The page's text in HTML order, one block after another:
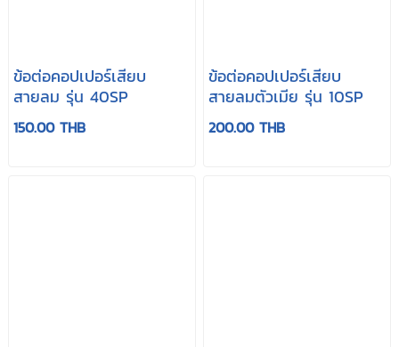
ข้อต่อคอปเปอร์เสียบ
สายลม รุ่น 40SP
150.00 THB
ข้อต่อคอปเปอร์เสียบ
สายลมตัวเมีย รุ่น 10SP
200.00 THB